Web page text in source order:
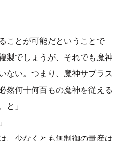
ことが可能だということで
製でしょうが、それでも魔神
ない。つまり、魔神サブラス
然何十何百もの魔神を従える
と」
、少なくとも無制御の量産は